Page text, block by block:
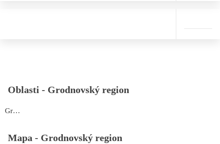
Oblasti - Grodnovský region
Grodnovský region
Mapa - Grodnovský region